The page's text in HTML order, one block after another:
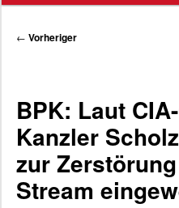
Beitragsnavigation
← Vorheriger
BPK: Laut
Kanzler
zur
Stream